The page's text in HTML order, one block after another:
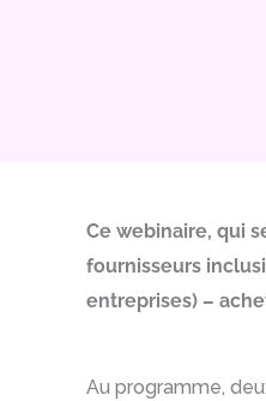
Ce webinaire, qui
fournisseurs
entreprises) –
Au programme,